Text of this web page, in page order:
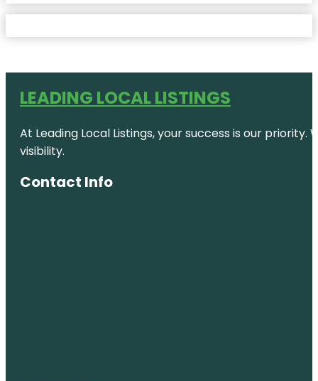
LEADING LOCAL LISTINGS
At Leading Local Listings, your success is our
visibility.
Contact Info